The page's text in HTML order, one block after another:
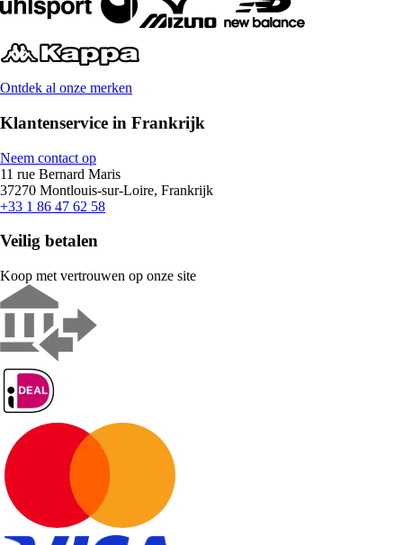
Ontdek al onze merken
Klantenservice in Frankrijk
Neem contact op
11 rue Bernard Maris
37270 Montlouis-sur-Loire, Frankrijk
+33 1 86 47 62 58
Veilig betalen
Koop met vertrouwen op onze site